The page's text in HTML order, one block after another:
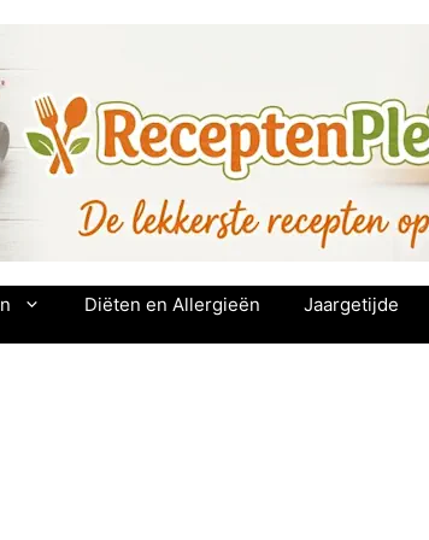
Diëten en Allergieën Jaargetijde